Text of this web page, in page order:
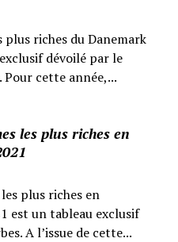
riches du Danemark
dévoilé par le
Pour cette année,...
les plus riches en
plus riches en
est un tableau exclusif
A l’issue de cette...